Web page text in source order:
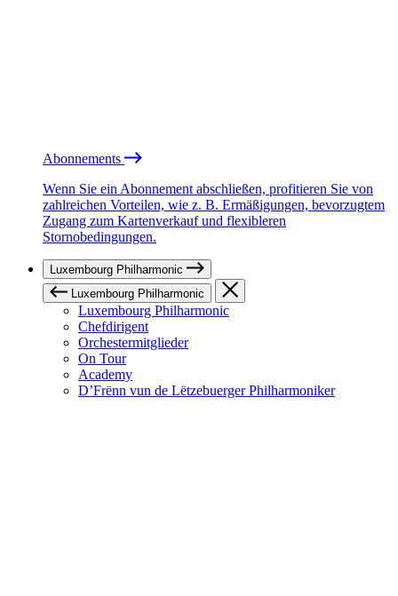
Abonnements
Wenn Sie ein Abonnement abschließen, profitieren Sie von
zahlreichen Vorteilen, wie z. B. Ermäßigungen, bevorzugtem
Zugang zum Kartenverkauf und flexibleren
Stornobedingungen.
Luxembourg Philharmonic
Luxembourg Philharmonic
Luxembourg Philharmonic
Chefdirigent
Orchestermitglieder
On Tour
Academy
D’Frënn vun de Lëtzebuerger Philharmoniker